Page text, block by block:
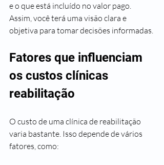
e o que está incluído no valor pago.
Assim, você terá uma visão clara e
objetiva para tomar decisões informadas.
Fatores que influenciam
os custos clínicas
reabilitação
O custo de uma clínica de reabilitação
varia bastante. Isso depende de vários
fatores, como: